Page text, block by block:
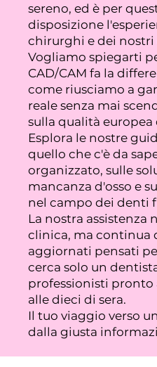
sereno, ed è per
disposizione
chirurghi e dei
Vogliamo spiegarti
CAD/CAM fa la
come riusciamo a
reale senza mai
sulla qualità
Esplora le nostre
quello che c'è da
organizzato, sulle
mancanza d'osso e
nel campo dei denti
La nostra assistenza
clinica, ma continua
aggiornati pensati
cerca solo un
professionisti pronto
alle dieci di sera.
Il tuo viaggio verso
dalla giusta